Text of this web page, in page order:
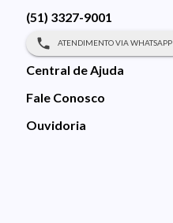
(51) 3327-9001
ATENDIMENTO VIA WHATSAPP
Central de Ajuda
Fale Conosco
Ouvidoria